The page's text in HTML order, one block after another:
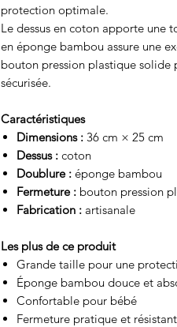
protection optimale.
Le dessus en coton apporte une
en éponge bambou assure une
bouton pression plastique
sécurisée.
Caractéristiques
Dimensions : 36 cm × 25 cm
Dessus : coton
Doublure : éponge bambou
Fermeture : bouton pression
Fabrication : artisanale
Les plus de ce produit
Grande taille pour une
Éponge bambou douce et
Confortable pour bébé
Fermeture pratique et